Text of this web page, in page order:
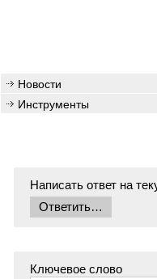
Новости
Инструменты
Написать ответ на
Ключевое слово